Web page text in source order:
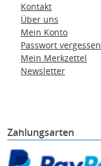
Kontakt
Über uns
Mein Konto
Passwort vergessen
Mein Merkzettel
Newsletter
Zahlungsarten